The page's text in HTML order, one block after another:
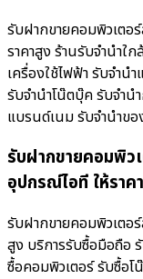
รับฝากขายคอมพิวเตอ
ราคาสูง ร้านรับจํานําใ
เครื่องใช้ไฟฟ้า รับจำน
รับจำนำโน๊ตบุ๊ค รับจำน
แบรนด์เนม รับจำนำข
รับฝากขายคอมพิว
อุปกรณ์ไอที ให้ราค
รับฝากขายคอมพิวเตอ
สูง บริการรับซื้อมือถือ
ซื้อคอมพิวเตอร์ รับซื้อ